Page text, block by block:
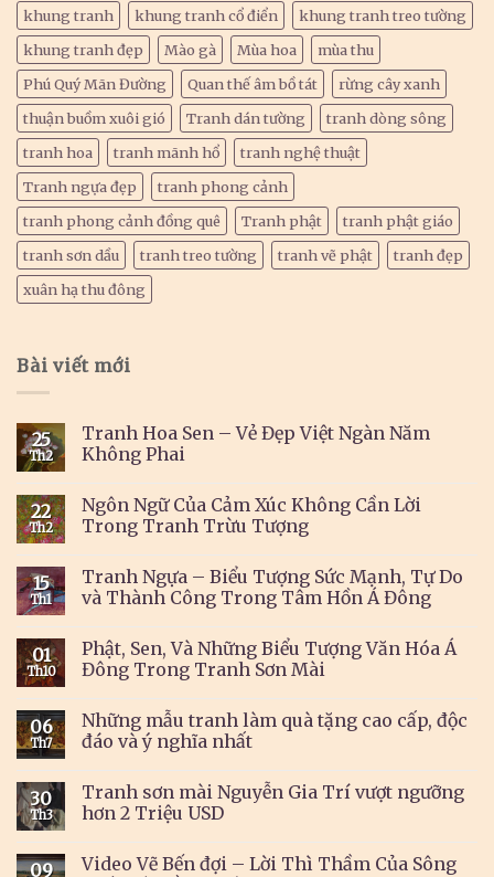
khung tranh
khung tranh cổ điển
khung tranh treo tường
khung tranh đẹp
Mào gà Mùa hoa
mùa thu
Phú Quý Mãn Đường
Quan thế âm bồ tát
rừng cây xanh
thuận buồm xuôi gió
Tranh dán tường
tranh dòng sông
tranh hoa
tranh mãnh hổ
tranh nghệ thuật
Tranh ngựa đẹp
tranh phong cảnh
tranh phong cảnh đồng quê
Tranh phật
tranh phật giáo
tranh sơn dầu
tranh treo tường tranh vẽ phật
tranh đẹp
xuân hạ thu đông
Bài viết mới
25
Th2
Tranh Hoa Sen – Vẻ Đẹp Việt Ngàn Năm
Không Phai
22
Th2
Ngôn Ngữ Của Cảm Xúc Không Cần Lời
Trong Tranh Trừu Tượng
15
Th1
Tranh Ngựa – Biểu Tượng Sức Mạnh, Tự Do
và Thành Công Trong Tâm Hồn Á Đông
01
Th10
Phật, Sen, Và Những Biểu Tượng Văn Hóa Á
Đông Trong Tranh Sơn Mài
06
Th7
Những mẫu tranh làm quà tặng cao cấp, độc
đáo và ý nghĩa nhất
30
Th3
Tranh sơn mài Nguyễn Gia Trí vượt ngưỡng
hơn 2 Triệu USD
09
Video Vẽ Bến đợi – Lời Thì Thầm Của Sông